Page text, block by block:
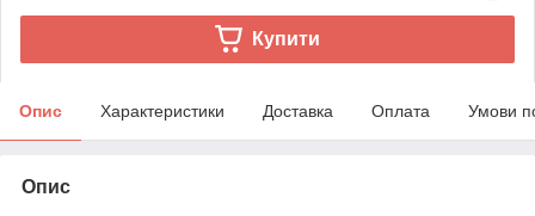
Купити
Опис Характеристики Доставка Оплата Умови
Опис